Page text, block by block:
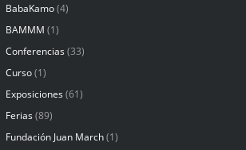
BabaKamo(4)
BAMMM (1)
Conferencias (33)
Curso(1)
Exposiciones (61)
Ferias (89)
Fundación Juan March(1)